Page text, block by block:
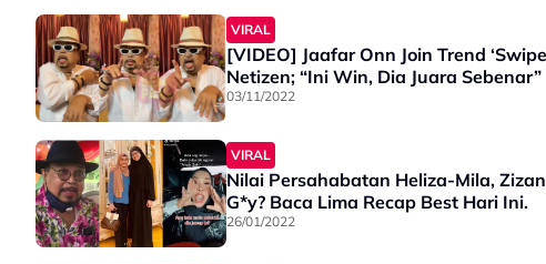
VIRAL
[VIDEO] Jaafar Onn Join Trend
Netizen; “Ini Win, Dia Juara Sebenar”
03/11/2022
VIRAL
Nilai Persahabatan Heliza-Mila,
G*y? Baca Lima Recap Best Hari Ini.
26/01/2022